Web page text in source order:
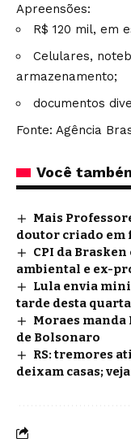
Apreensões:
R$ 120 mil, em
Celulares,
armazenamento;
⁠documentos
Fonte: Agência
Você
Mais
doutor criado em
CPI da
ambiental e ex-
Lula envia
tarde desta quarta
Moraes manda
de Bolsonaro
RS: tremores
deixam casas;